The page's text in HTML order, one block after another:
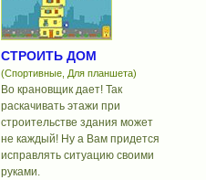
СТРОИТЬ ДОМ
(Спортивные, Для планшета)
Во крановщик дает! Так
раскачивать этажи при
строительстве здания может
не каждый! Ну а Вам придется
исправлять ситуацию своими
руками.